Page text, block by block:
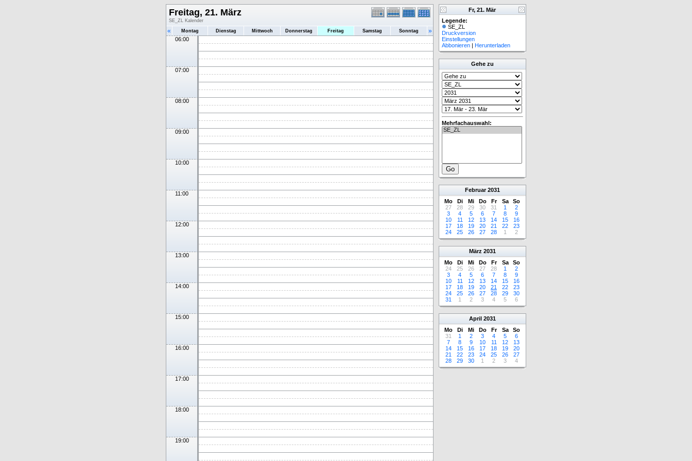
Freitag, 21. März
SE_ZL Kalender
« Montag Dienstag Mittwoch Donnerstag Freitag Samstag Sonntag »
06:00
07:00
08:00
09:00
10:00
11:00
12:00
13:00
14:00
15:00
16:00
17:00
18:00
19:00
Fr, 21. Mär
Legende:
SE_ZL
Druckversion
Einstellungen
Abbonieren | Herunterladen
Gehe zu
Mehrfachauswahl:
Februar 2031
Mo
Di Mi Do Fr Sa
So
27
28 29 30 31 1
2
3
4 5 6 7 8
9
10
11 12 13 14 15
16
17
18 19 20 21 22
23
24
25 26 27 28 1 2
März 2031
Mo
Di Mi Do Fr Sa
So
24
25 26 27 28 1
2
3
4 5 6 7 8
9
10
11 12 13 14 15
16
17
18 19 20 21 22
23
24
25 26 27 28 29
30
31
1 2 3 4 5 6
April 2031
Mo
Di Mi Do Fr Sa
So
31
1 2 3 4 5
6
7
8 9 10 11 12
13
14
15 16 17 18 19
20
21
22 23 24 25 26
27
28
29 30 1 2 3 4